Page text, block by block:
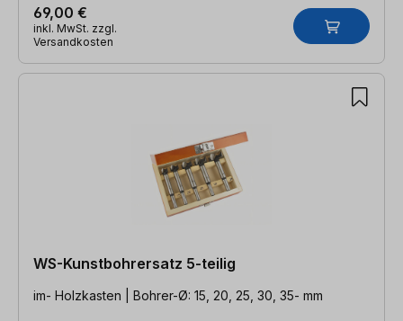
69,00 €
inkl. MwSt. zzgl.
Versandkosten
WS-Kunstbohrersatz 5-teilig
im- Holzkasten | Bohrer-Ø: 15, 20, 25, 30, 35- mm